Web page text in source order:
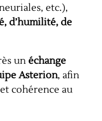
etc.),
d’humilité, de
un échange
Asterion, afin
cohérence au